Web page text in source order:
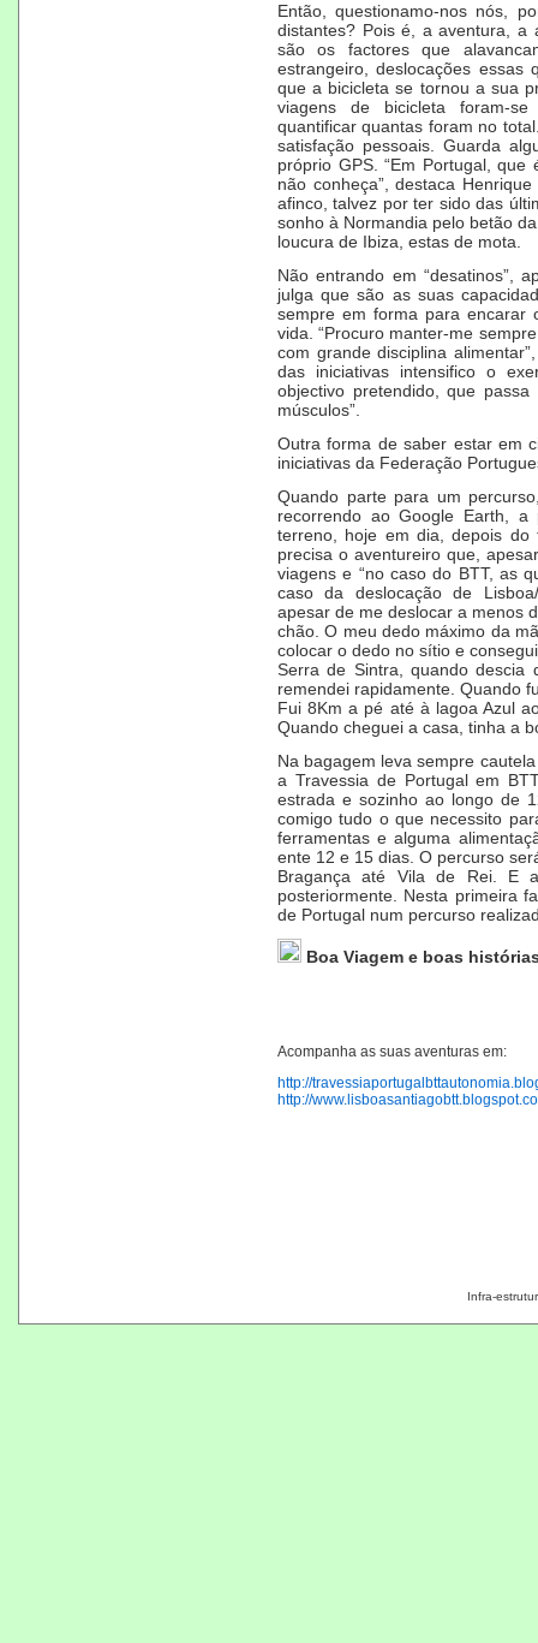
Então, questionamo-nos nós,
distantes? Pois é, a aventura,
são os factores que
estrangeiro, deslocações
que a bicicleta se tornou a sua
viagens de bicicleta foram-
quantificar quantas foram no
satisfação pessoais. Guarda
próprio GPS. “Em Portugal,
não conheça”, destaca
afinco, talvez por ter sido das
sonho à Normandia pelo betão
loucura de Ibiza, estas de mota.
Não entrando em “desatinos”,
julga que são as suas
sempre em forma para encarar
vida. “Procuro manter-me
com grande disciplina
das iniciativas intensifico o
objectivo pretendido, que
músculos”.
Outra forma de saber estar em
iniciativas da Federação
Quando parte para um
recorrendo ao Google Earth, a
terreno, hoje em dia, depois do
precisa o aventureiro que,
viagens e “no caso do BTT, as
caso da deslocação de
apesar de me deslocar a menos
chão. O meu dedo máximo da
colocar o dedo no sítio e
Serra de Sintra, quando descia
remendei rapidamente. Quando
Fui 8Km a pé até à lagoa Azul
Quando cheguei a casa, tinha a
Na bagagem leva sempre
a Travessia de Portugal em
estrada e sozinho ao longo de
comigo tudo o que necessito
ferramentas e alguma
ente 12 e 15 dias. O percurso
Bragança até Vila de Rei. E
posteriormente. Nesta primeira
de Portugal num percurso
Boa Viagem e boas
Acompanha as suas aventuras em:
http://
http://
Infra-